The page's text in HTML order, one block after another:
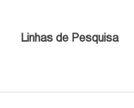
Linhas de Pesquisa